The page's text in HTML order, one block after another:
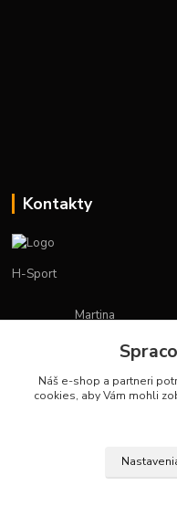
Kontakty
H-Sport
Martina
(Po-Pia, 7-15 hod.)
Náš e-shop a partneri
cookies, aby Vám mohli